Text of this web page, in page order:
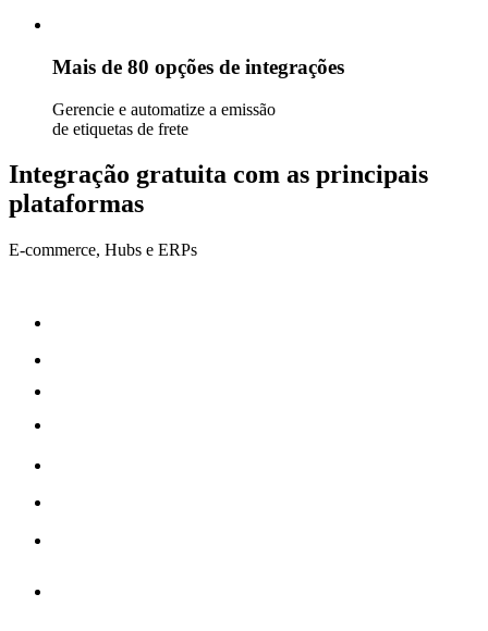
Mais de 80 opções de integrações
Gerencie e automatize a emissão
de etiquetas de frete
Integração gratuita com as principais
plataformas
E-commerce, Hubs e ERPs